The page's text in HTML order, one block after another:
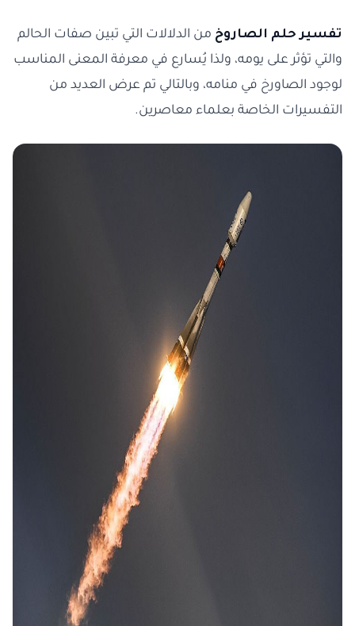
تفسير حلم الصاروخ من الدلالات التي تبين صفات الحالم
والتي تؤثر على يومه، ولذا يُسارع في معرفة المعنى المناسب
لوجود الصاورخ في منامه، وبالتالي تم عرض العديد من
التفسيرات الخاصة بعلماء معاصرين.